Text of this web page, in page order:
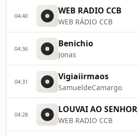
04:40 WEB RADIO CCB
WEB RÁDIO CCB
04:36 Benichio
Jonas
04:31 Vigiaiirmaos
SamueldeCamargo
04:28 LOUVAI AO SENHOR
WEB RADIO CCB